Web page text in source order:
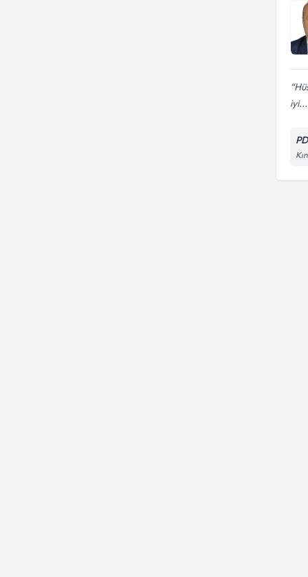
iyi...